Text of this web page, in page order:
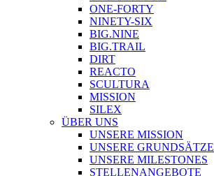
ONE-FORTY
NINETY-SIX
BIG.NINE
BIG.TRAIL
DIRT
REACTO
SCULTURA
MISSION
SILEX
ÜBER UNS
UNSERE MISSION
UNSERE GRUNDSÄTZE
UNSERE MILESTONES
STELLENANGEBOTE